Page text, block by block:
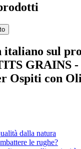
italiano sul
GRAINS -
Ospiti con
dalla natura
le rughe?